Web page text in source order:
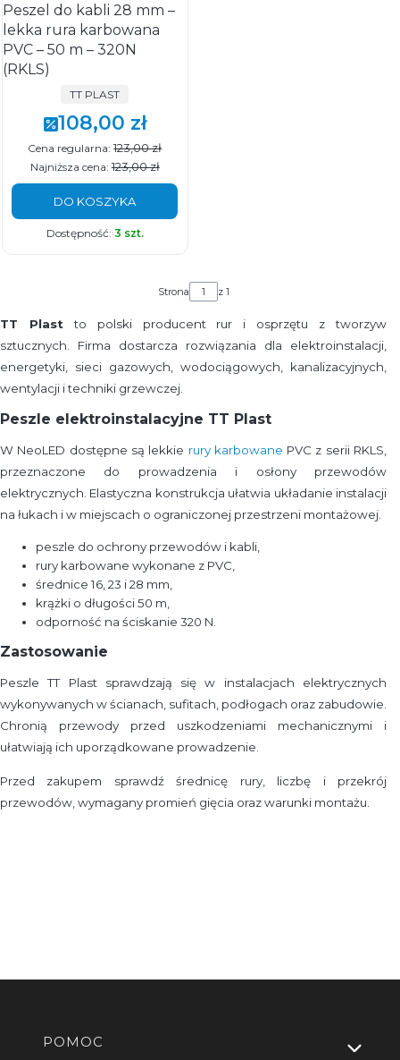
Peszel do kabli 28 mm –
lekka rura karbowana
PVC – 50 m – 320N
(RKLS)
PRODUCENT
TT PLAST
Cena promocyjna
108,00 zł
Cena regularna: 123,00 zł
Najniższa cena: 123,00 zł
DO KOSZYKA
Dostępność: 3 szt.
Strona z 1
TT Plast to polski producent rur i osprzętu z tworzyw
sztucznych. Firma dostarcza rozwiązania dla elektroinstalacji,
energetyki, sieci gazowych, wodociągowych, kanalizacyjnych,
wentylacji i techniki grzewczej.
Peszle elektroinstalacyjne TT Plast
W NeoLED dostępne są lekkie rury karbowane PVC z serii RKLS,
przeznaczone do prowadzenia i osłony przewodów
elektrycznych. Elastyczna konstrukcja ułatwia układanie instalacji
na łukach i w miejscach o ograniczonej przestrzeni montażowej.
peszle do ochrony przewodów i kabli,
rury karbowane wykonane z PVC,
średnice 16, 23 i 28 mm,
krążki o długości 50 m,
odporność na ściskanie 320 N.
Zastosowanie
Peszle TT Plast sprawdzają się w instalacjach elektrycznych
wykonywanych w ścianach, sufitach, podłogach oraz zabudowie.
Chronią przewody przed uszkodzeniami mechanicznymi i
ułatwiają ich uporządkowane prowadzenie.
Przed zakupem sprawdź średnicę rury, liczbę i przekrój
przewodów, wymagany promień gięcia oraz warunki montażu.
Linki w stopce
POMOC